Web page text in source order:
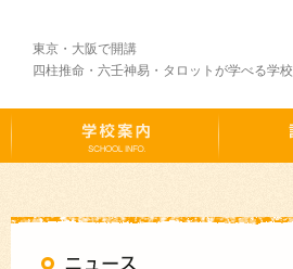
東京・大阪で開講
四柱推命・六壬神易・タロットが学べる学校